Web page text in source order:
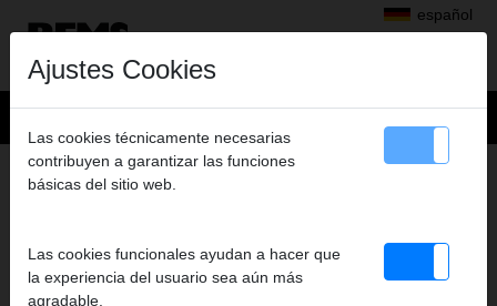
español
Productos>
Perforar con diamante, Rozas en muros con discos diamantados
REMS UDKB
125 X 420 X UNC 1 1/4
Ajustes Cookies
Las cookies técnicamente necesarias
contribuyen a garantizar las funciones
básicas del sitio web.
Las cookies funcionales ayudan a hacer que
la experiencia del usuario sea aún más
agradable.